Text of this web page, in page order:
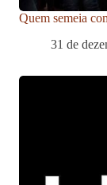
Quem semeia
31 de